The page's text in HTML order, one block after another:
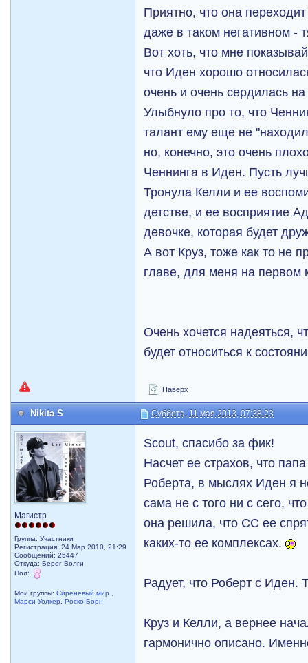
Приятно, что она
даже в таком негативном -
Вот хоть, что мне
что Иден хорошо
очень и очень сердилась
Улыбнуло про то, что
талант ему еще не
но, конечно, это очень
Ченнинга в Иден. Пусть
Тронула Келли и ее
детстве, и ее восприятие
девочке, которая будет
А вот Круз, тоже как то не
главе, для меня на первом
Очень хочется надеяться,
будет относиться к
Наверх
Nikita S Суббота, 11 мая 2013, 07:38:23
Магистр
Группа: Участники
Регистрация: 24 Мар 2010, 21:29
Сообщений: 25447
Откуда: Берег Волги
Пол:
Мои группы:Сиреневый мир
Марси Уолкер
,Роско Борн
Scout, спасибо за фик!
Насчет ее страхов, что
Роберта, в мыслях Иден я
сама не с того ни с сего,
она решила, что СС ее
каких-то ее комплексах.
Радует, что Роберт с Иден.
Круз и Келли, а вернее
гармонично описано.